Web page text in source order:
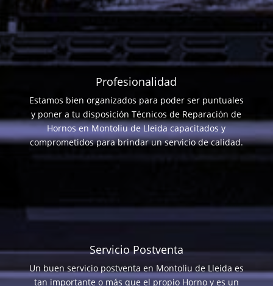
Profesionalidad
Estamos bien organizados para poder ser puntuales
y poner a tu disposición Técnicos de Reparación de
Hornos en Montoliu de Lleida capacitados y
comprometidos para brindar un servicio de calidad.
Servicio Postventa
Un buen servicio postventa en Montoliu de Lleida es
tan importante o más que el propio Horno y es un